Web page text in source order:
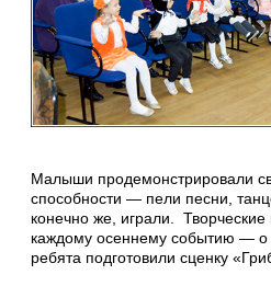
Малыши продемонстрировали
способности — пели песни,
конечно же, играли.
каждому осеннему событию — о
ребята подготовили сценку